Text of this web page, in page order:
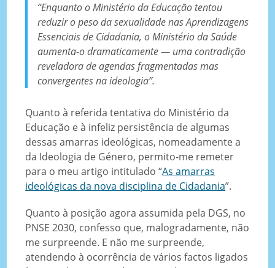
“Enquanto o Ministério da Educação tentou
reduzir o peso da sexualidade nas Aprendizagens
Essenciais de Cidadania, o Ministério da Saúde
aumenta-o dramaticamente — uma contradição
reveladora de agendas fragmentadas mas
convergentes na ideologia”.
Quanto à referida tentativa do Ministério da
Educação e à infeliz persistência de algumas
dessas amarras ideológicas, nomeadamente a
da Ideologia de Género, permito-me remeter
para o meu artigo intitulado “As amarras
ideológicas da nova disciplina de Cidadania”.
Quanto à posição agora assumida pela DGS, no
PNSE 2030, confesso que, malogradamente, não
me surpreende. E não me surpreende,
atendendo à ocorrência de vários factos ligados